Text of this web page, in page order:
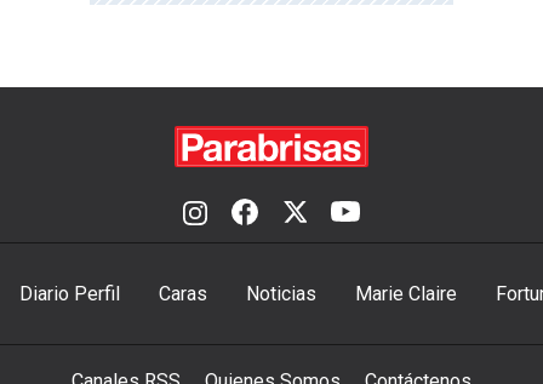
Diario Perfil Caras Noticias Marie Claire